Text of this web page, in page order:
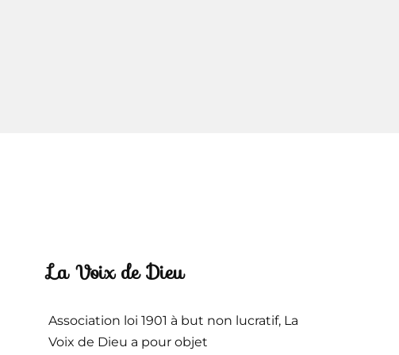
La Voix de Dieu
Association loi 1901 à but non lucratif, La
Voix de Dieu a pour objet